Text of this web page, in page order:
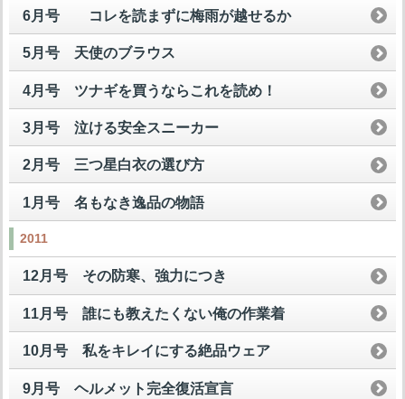
6月号 コレを読まずに梅雨が越せるか
5月号 天使のブラウス
4月号 ツナギを買うならこれを読め！
3月号 泣ける安全スニーカー
2月号 三つ星白衣の選び方
1月号 名もなき逸品の物語
2011
12月号 その防寒、強力につき
11月号 誰にも教えたくない俺の作業着
10月号 私をキレイにする絶品ウェア
9月号 ヘルメット完全復活宣言